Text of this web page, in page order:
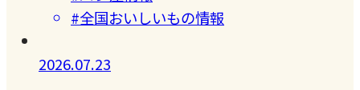
#全国おいしいもの情報
2026.07.23